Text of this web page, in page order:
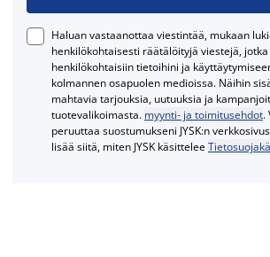
Haluan vastaanottaa viestintää, mukaan
henkilökohtaisesti räätälöityjä viestejä,
henkilökohtaisiin tietoihini ja
kolmannen osapuolen medioissa. Näihin
mahtavia tarjouksia, uutuuksia ja
tuotevalikoimasta. myynti- ja toimitusehdot.
peruuttaa suostumukseni JYSK:n
lisää siitä, miten JYSK käsittelee